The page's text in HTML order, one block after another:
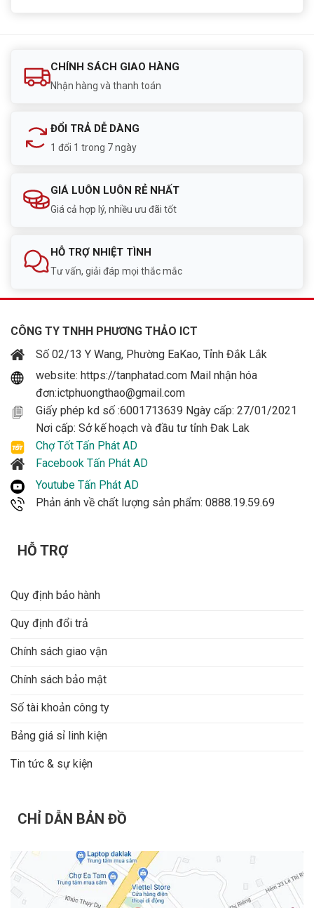
CHÍNH SÁCH GIAO HÀNG
Nhận hàng và thanh toán
ĐỔI TRẢ DỄ DÀNG
1 đổi 1 trong 7 ngày
GIÁ LUÔN LUÔN RẺ NHẤT
Giá cả hợp lý, nhiều ưu đãi tốt
HỖ TRỢ NHIỆT TÌNH
Tư vấn, giải đáp mọi thắc mắc
CÔNG TY TNHH PHƯƠNG THẢO ICT
Số 02/13 Y Wang, Phường EaKao, Tỉnh Đắk Lắk
website: https://tanphatad.com Mail nhận hóa
đơn:ictphuongthao@gmail.com
Giấy phép kd số :6001713639 Ngày cấp: 27/01/2021
Nơi cấp: Sở kế hoạch và đầu tư tỉnh Đak Lak
Chợ Tốt Tấn Phát AD
Facebook Tấn Phát AD
Youtube Tấn Phát AD
Phản ánh về chất lượng sản phẩm: 0888.19.59.69
HỖ TRỢ
Quy định bảo hành
Quy định đổi trả
Chính sách giao vận
Chính sách bảo mật
Số tài khoản công ty
Bảng giá sỉ linh kiện
Tin tức & sự kiện
CHỈ DẪN BẢN ĐỒ